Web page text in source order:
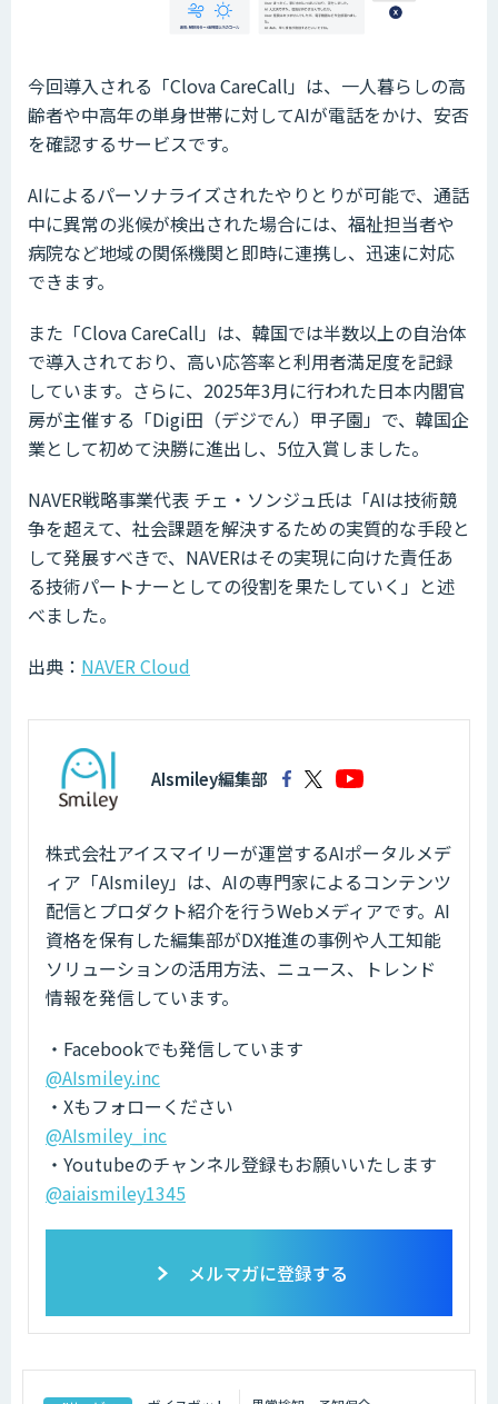
今回導入される「Clova CareCall」は、一人暮らしの高
齢者や中高年の単身世帯に対してAIが電話をかけ、安否
を確認するサービスです。
AIによるパーソナライズされたやりとりが可能で、通話
中に異常の兆候が検出された場合には、福祉担当者や
病院など地域の関係機関と即時に連携し、迅速に対応
できます。
また「Clova CareCall」は、韓国では半数以上の自治体
で導入されており、高い応答率と利用者満足度を記録
しています。さらに、2025年3月に行われた日本内閣官
房が主催する「Digi田（デジでん）甲子園」で、韓国企
業として初めて決勝に進出し、5位入賞しました。
NAVER戦略事業代表 チェ・ソンジュ氏は「AIは技術競
争を超えて、社会課題を解決するための実質的な手段と
して発展すべきで、NAVERはその実現に向けた責任あ
る技術パートナーとしての役割を果たしていく」と述
べました。
出典： NAVER Cloud
AIsmiley編集部
株式会社アイスマイリーが運営するAIポータルメデ
ィア「AIsmiley」は、AIの専門家によるコンテンツ
配信とプロダクト紹介を行うWebメディアです。AI
資格を保有した編集部がDX推進の事例や人工知能
ソリューションの活用方法、ニュース、トレンド
情報を発信しています。
・Facebookでも発信しています
@AIsmiley.inc
・Xもフォローください
@AIsmiley_inc
・Youtubeのチャンネル登録もお願いいたします
@aiaismiley1345
メルマガに登録する